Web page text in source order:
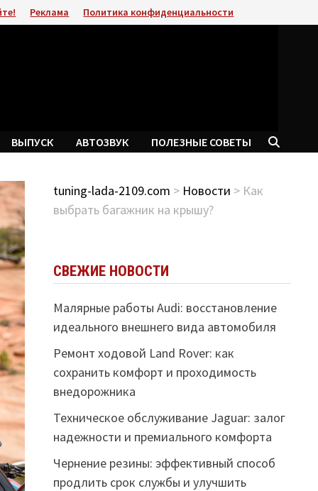
Реклама Политика конфиденциальности
ВЫПУСК АВТОЗВУК ПОЛЕЗНЫЕ СОВЕТЫ
tuning-lada-2109.com > Новости > Как
выбрать багажник на крышу?
СВЕЖИЕ НОВОСТИ
Малярные работы Audi: восстановление
идеального внешнего вида автомобиля
Ремонт ходовой Land Rover: как
сохранить комфорт и проходимость
внедорожника
Техническое обслуживание Jaguar: залог
надежности и премиального комфорта
Чернение резины: эффективный способ
продлить срок службы и улучшить